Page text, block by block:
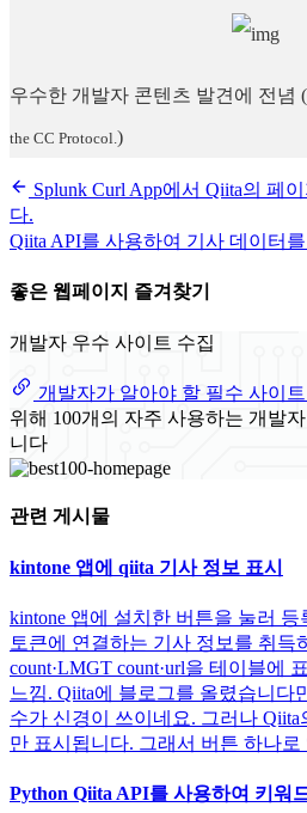
우수한 개발자 콘텐츠 발견에 전념 (
the CC Protocol.)
Splunk Curl App에서 Qiita의 페
다.
Qiita API를 사용하여 기사 데이터
좋은 웹페이지 즐겨찾기
개발자 우수 사이트 수집
개발자가 알아야 할 필수 사이트
위해 100개의 자주 사용하는 개발
니다
관련 게시물
kintone 앱에 qiita 기사 정보 표시
kintone 앱에 설치한 버튼을 눌러
토큰에 연결하는 기사 정보를 취득
count·LMGT count·url을 테이블에
느낌. Qiita에 블로그를 올렸습니다
수가 신경이 쓰이네요. 그러나
만 표시됩니다. 그래서 버튼 하나로
Python Qiita API를 사용하여 키워